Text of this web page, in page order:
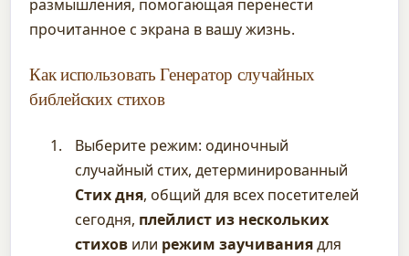
размышления, помогающая перенести
прочитанное с экрана в вашу жизнь.
Как использовать Генератор случайных
библейских стихов
Выберите режим: одиночный
случайный стих, детерминированный
Стих дня, общий для всех посетителей
сегодня, плейлист из нескольких
стихов или режим заучиваниядля